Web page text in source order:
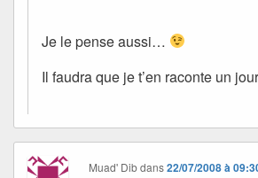
Je le pense aussi…
Il faudra que je t’en raconte un
Muad' Dibdans22/07/2008 à